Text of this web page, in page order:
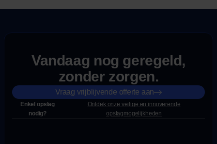
Vandaag nog geregeld,
zonder zorgen.
Vraag vrijblijvende offerte aan
Enkel opslag
nodig?
Ontdek onze veilige en innoverende
opslagmogelijkheden